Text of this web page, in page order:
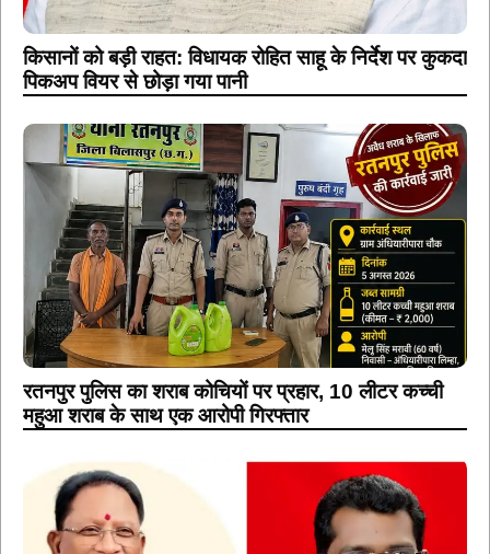
किसानों को बड़ी राहत: विधायक रोहित साहू के निर्देश पर कुकदा
पिकअप वियर से छोड़ा गया पानी
रतनपुर पुलिस का शराब कोचियों पर प्रहार, 10 लीटर कच्ची
महुआ शराब के साथ एक आरोपी गिरफ्तार